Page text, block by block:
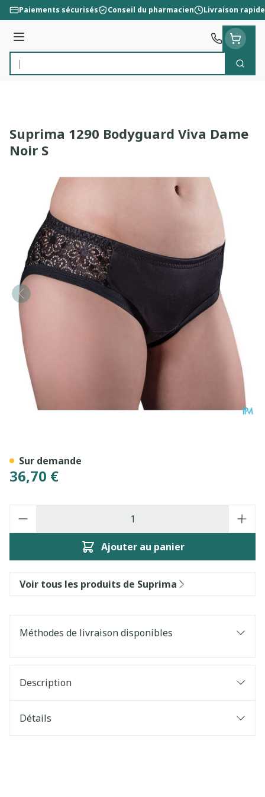
Aller au contenu
Paiements sécurisés Conseil du pharmacien Livraison rapide
Menu
Rechercher
Suprima 1290 Bodyguard Viva Dame
Noir S
36,70 €
Ajouter au panier
Sur demande
Voir tous les produits de Suprima
Méthodes de livraison disponibles
Description
Détails